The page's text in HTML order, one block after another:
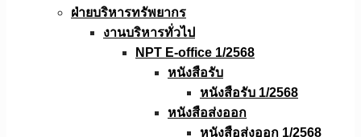
ฝ่ายบริหารทรัพยากร
งานบริหารทั่วไป
NPT E-office 1/2568
หนังสือรับ
หนังสือรับ 1/2568
หนังสือส่งออก
หนังสือส่งออก 1/2568